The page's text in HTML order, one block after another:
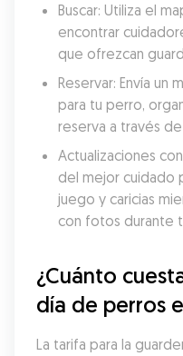
Buscar: Utiliza el
encontrar
que ofrezcan
Reservar: Envía un
para tu perro,
reserva a través
Actualizaciones
del mejor cuidado
juego y caricias
con fotos durante
¿Cuánto
día de perros
La tarifa para la